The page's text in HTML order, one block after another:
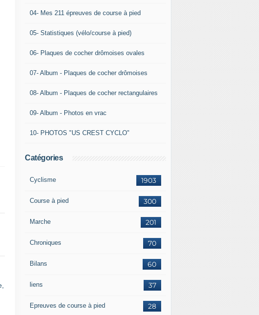
04- Mes 211 épreuves de course à pied
05- Statistiques (vélo/course à pied)
06- Plaques de cocher drômoises ovales
07- Album - Plaques de cocher drômoises
08- Album - Plaques de cocher rectangulaires
09- Album - Photos en vrac
10- PHOTOS "US CREST CYCLO"
Catégories
1903
Cyclisme
300
Course à pied
201
Marche
70
Chroniques
60
Bilans
37
liens
28
Epreuves de course à pied